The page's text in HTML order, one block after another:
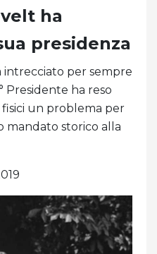
ha
presidenza
intrecciato per sempre
Presidente ha reso
fisici un problema per
mandato storico alla